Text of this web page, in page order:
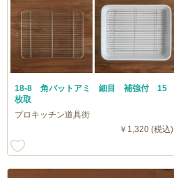
18-8 角バットアミ 細目 補強付 15
枚取
プロキッチン道具街
￥1,320 (税込)